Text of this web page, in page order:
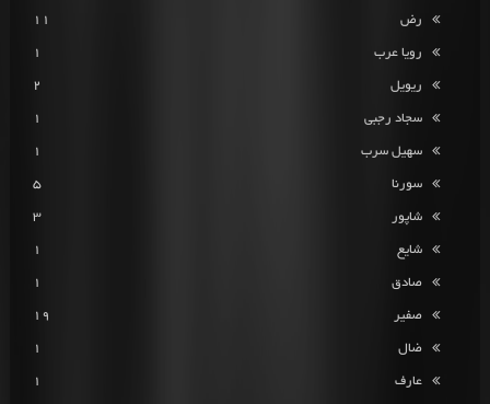
رض 11
رویا عرب 1
ریویل 2
سجاد رجبی 1
سهیل سرب 1
سورنا 5
شاپور 3
شایع 1
صادق 1
صفیر 19
ضال 1
عارف 1